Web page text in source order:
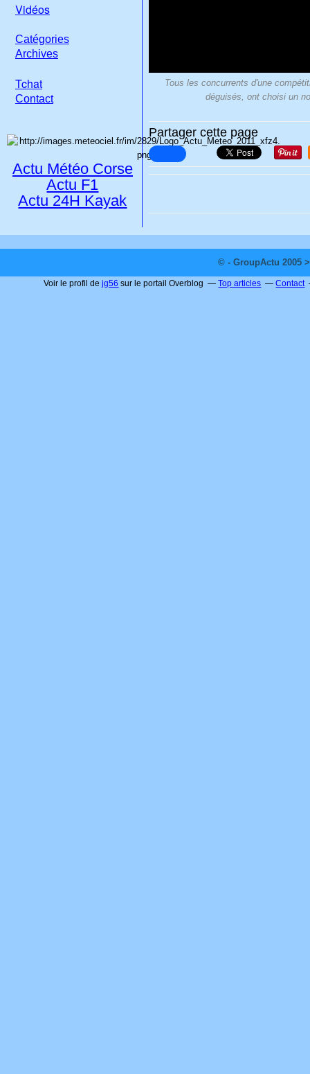
Tous les concurrents d'une
déguisés, ont choisi un
Partager cette page
Vidéos
Catégories
Archives
Tchat
Contact
Actu Météo Corse
Actu F1
Actu 24H Kayak
© - GroupActu 2005
Voir le profil dejg56 sur le portail Overblog Top articles Contact